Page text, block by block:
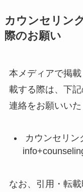
カウンセリン
際のお願い
本メディアで掲
載する際は、下
連絡をお願いいた
カウンセリン
なお、引用・転